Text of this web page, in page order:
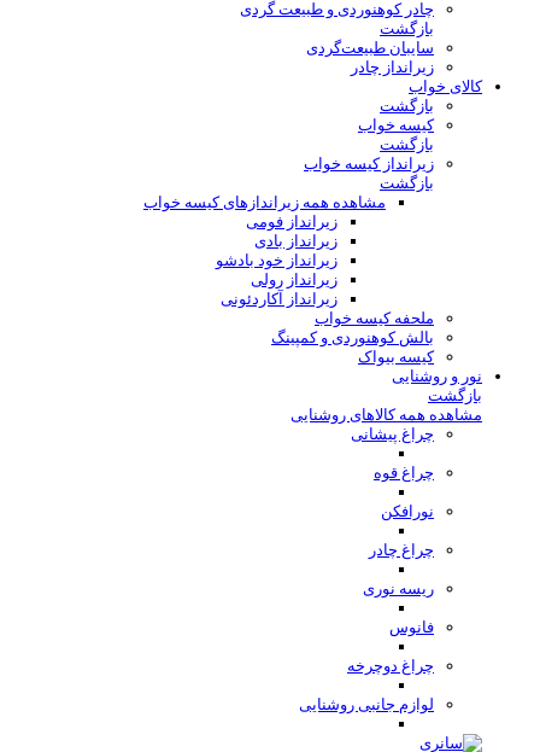
چادر کوهنوردی و طبیعت گردی
بازگشت
سایبان طبیعت‌گردی
زیرانداز چادر
کالای خواب
بازگشت
کیسه خواب
بازگشت
زیرانداز کیسه خواب
بازگشت
مشاهده همه زیراندازهای کیسه خواب
زیرانداز فومی
زیرانداز بادی
زیرانداز خود بادشو
زیرانداز رولی
زیرانداز آکاردئونی
ملحفه کیسه خواب
بالش کوهنوردی و کمپینگ
کیسه بیواک
نور و روشنایی
بازگشت
مشاهده همه کالاهای روشنایی
چراغ پیشانی
چراغ قوه
نورافکن
چراغ چادر
ریسه نوری
فانوس
چراغ دوچرخه
لوازم جانبی روشنایی